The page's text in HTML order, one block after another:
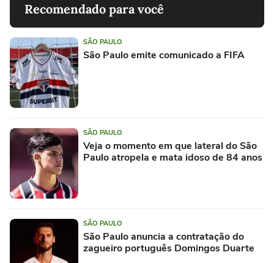
Recomendado para você
SÃO PAULO
São Paulo emite comunicado a FIFA
SÃO PAULO
Veja o momento em que lateral do São
Paulo atropela e mata idoso de 84 anos
SÃO PAULO
São Paulo anuncia a contratação do
zagueiro português Domingos Duarte